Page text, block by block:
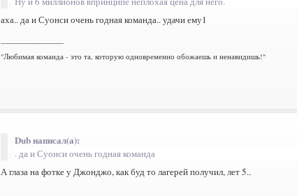
аха.. да и Суонси очень годная команда.. удачи ему1
"Любимая команда - это та, которую одновременно обожаешь и ненавидишь!"
Dub написал(а):
. да и Суонси очень годная команда
А глаза на фотке у Джонджо, как буд то лагерей получил, лет 5..